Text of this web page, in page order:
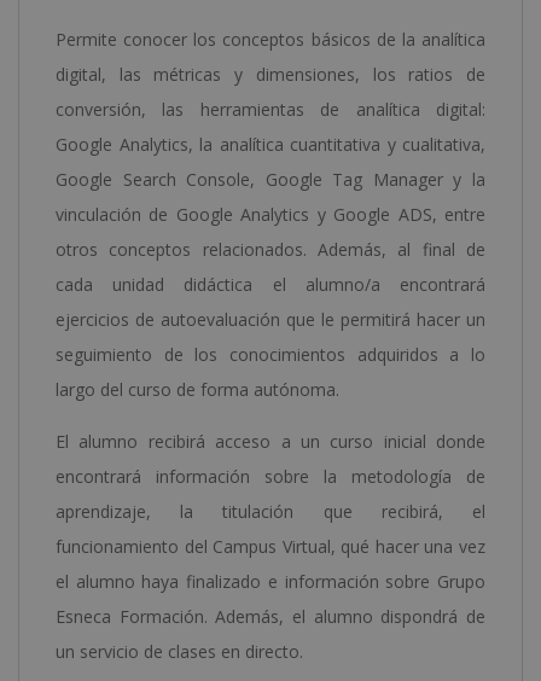
Permite conocer los conceptos básicos de la analítica
digital, las métricas y dimensiones, los ratios de
conversión, las herramientas de analítica digital:
Google Analytics, la analítica cuantitativa y cualitativa,
Google Search Console, Google Tag Manager y la
vinculación de Google Analytics y Google ADS, entre
otros conceptos relacionados. Además, al final de
cada unidad didáctica el alumno/a encontrará
ejercicios de autoevaluación que le permitirá hacer un
seguimiento de los conocimientos adquiridos a lo
largo del curso de forma autónoma.
El alumno recibirá acceso a un curso inicial donde
encontrará información sobre la metodología de
aprendizaje, la titulación que recibirá, el
funcionamiento del Campus Virtual, qué hacer una vez
el alumno haya finalizado e información sobre Grupo
Esneca Formación. Además, el alumno dispondrá de
un servicio de clases en directo.